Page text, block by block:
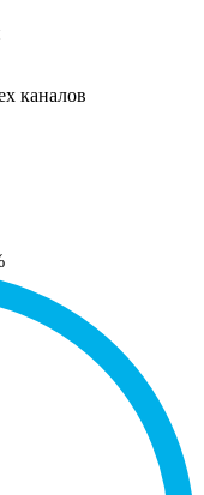
каналов